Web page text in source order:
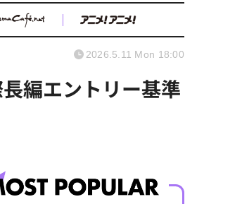
編エントリー基準
2026.5.11 Mon 18:00